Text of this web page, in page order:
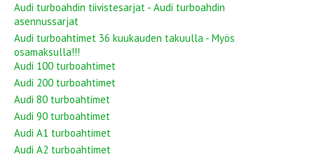
Audi turboahdin tiivistesarjat - Audi turboahdin
asennussarjat
Audi turboahtimet 36 kuukauden takuulla - Myös
osamaksulla!!!
Audi 100 turboahtimet
Audi 200 turboahtimet
Audi 80 turboahtimet
Audi 90 turboahtimet
Audi A1 turboahtimet
Audi A2 turboahtimet